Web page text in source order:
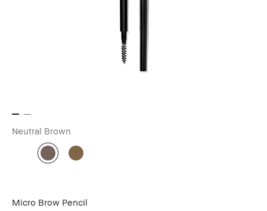
Neutral Brown
Micro Brow Pencil